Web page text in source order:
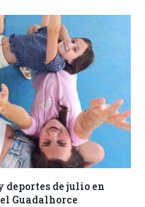
deportes de julio en
Guadalhorce